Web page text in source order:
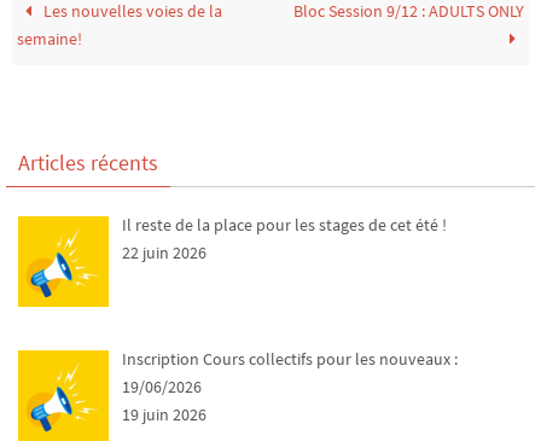
Les nouvelles voies de la
semaine!
Bloc Session 9/12 : ADULTS ONLY
Articles récents
Il reste de la place pour les stages de cet été !
22 juin 2026
Inscription Cours collectifs pour les nouveaux :
19/06/2026
19 juin 2026